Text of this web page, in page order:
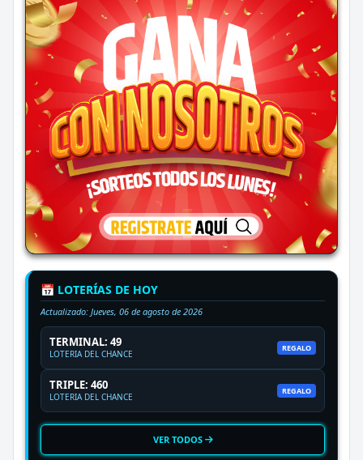
📅 LOTERÍAS DE HOY
Actualizado: Jueves, 06 de agosto de 2026
TERMINAL: 49
LOTERIA DEL CHANCE
REGALO
TRIPLE: 460
LOTERIA DEL CHANCE
REGALO
VER TODOS